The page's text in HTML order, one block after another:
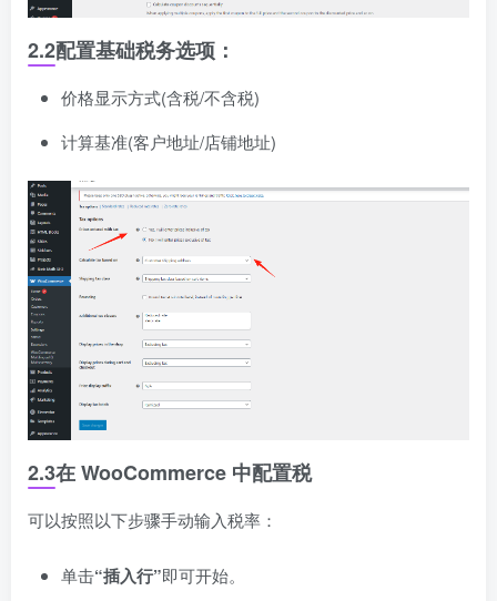
2.2配置基础税务选项 ：
价格显示方式(含税/不含税)
计算基准(客户地址/店铺地址)
2.3在 WooCommerce 中配置税
可以按照以下步骤手动输入税率：
单击“插入行”即可开始。